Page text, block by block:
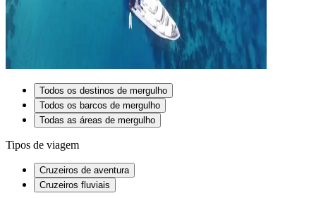
Todos os destinos de mergulho
Todos os barcos de mergulho
Todas as áreas de mergulho
Tipos de viagem
Cruzeiros de aventura
Cruzeiros fluviais